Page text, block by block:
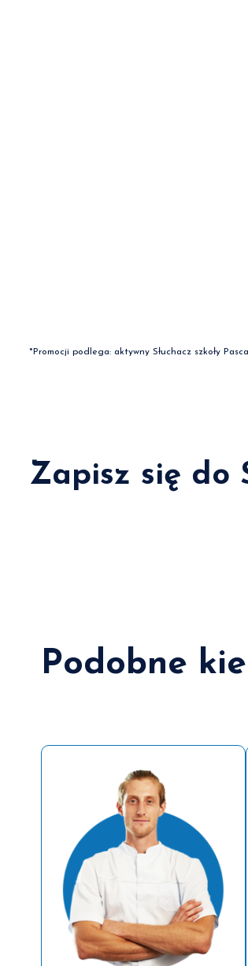
*Promocji podlega: aktywny Słuchacz szkoły
Zapisz się do
Podobne